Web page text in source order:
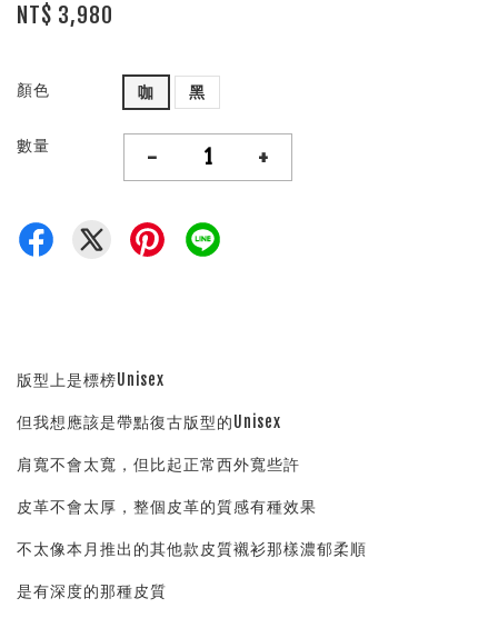
NT$ 3,980
顏色 咖 黑
數量 - +
版型上是標榜Unisex
但我想應該是帶點復古版型的Unisex
肩寬不會太寬，但比起正常西外寬些許
皮革不會太厚，整個皮革的質感有種效果
不太像本月推出的其他款皮質襯衫那樣濃郁柔順
是有深度的那種皮質